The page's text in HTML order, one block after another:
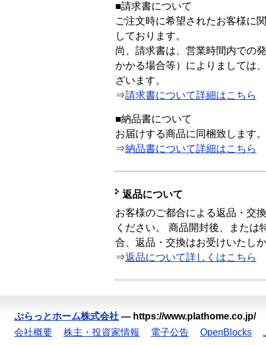
■請求書について
ご注文時に希望されたお客様に
しております。
尚、請求書は、営業時間内での
かかる場合等）によりましては
ざいます。
⇒請求書について詳細はこちら
■納品書について
お届けする商品に同梱致します。
⇒納品書について詳細はこちら
返品について
お客様のご都合による返品・交
ください。 商品開封後、または
合、返品・交換はお受けいたし
⇒返品について詳しくはこちら
ぷらっとホーム株式会社 — https://www.plathome.co.jp/
会社概要
株主・投資家情報 電子公告 OpenBlocks